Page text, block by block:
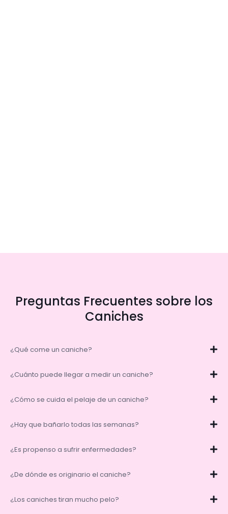
Preguntas Frecuentes sobre los
Caniches
¿Qué come un caniche?
¿Cuánto puede llegar a medir un caniche?
¿Cómo se cuida el pelaje de un caniche?
¿Hay que bañarlo todas las semanas?
¿Es propenso a sufrir enfermedades?
¿De dónde es originario el caniche?
¿Los caniches tiran mucho pelo?